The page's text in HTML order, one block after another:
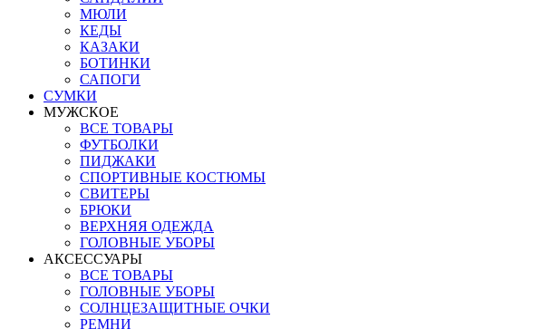
МЮЛИ
КЕДЫ
КАЗАКИ
БОТИНКИ
САПОГИ
СУМКИ
МУЖСКОЕ
ВСЕ ТОВАРЫ
ФУТБОЛКИ
ПИДЖАКИ
СПОРТИВНЫЕ КОСТЮМЫ
СВИТЕРЫ
БРЮКИ
ВЕРХНЯЯ ОДЕЖДА
ГОЛОВНЫЕ УБОРЫ
АКСЕССУАРЫ
ВСЕ ТОВАРЫ
ГОЛОВНЫЕ УБОРЫ
СОЛНЦЕЗАЩИТНЫЕ ОЧКИ
РЕМНИ